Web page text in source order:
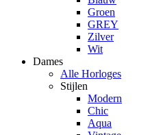
Groen
GREY
Zilver
Wit
Dames
Alle Horloges
Stijlen
Modern
Chic
Aqua